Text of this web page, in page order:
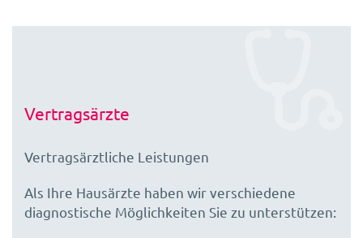
Vertragsärzte
Vertragsärztliche Leistungen
Als Ihre Hausärzte haben wir verschiedene
diagnostische Möglichkeiten Sie zu unterstützen: